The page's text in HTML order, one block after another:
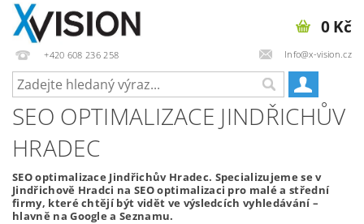
+420 608 236 258 Info@x-vision.cz
0 Kč
SEO OPTIMALIZACE JINDŘICHŮV
HRADEC
SEO optimalizace Jindřichův Hradec. Specializujeme se v
Jindřichově Hradci na SEO optimalizaci pro malé a střední
firmy, které chtějí být vidět ve výsledcích vyhledávání –
hlavně na Google a Seznamu.